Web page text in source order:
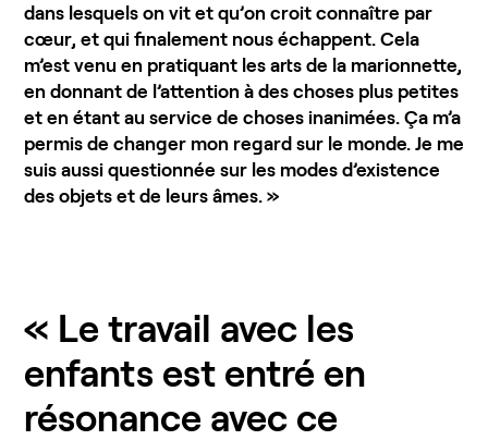
dans lesquels on vit et qu’on croit connaître par
cœur, et qui finalement nous échappent. Cela
m’est venu en pratiquant les arts de la marionnette,
en donnant de l’attention à des choses plus petites
et en étant au service de choses inanimées. Ça m’a
permis de changer mon regard sur le monde. Je me
suis aussi questionnée sur les modes d’existence
des objets et de leurs âmes. »
« Le travail avec les
enfants est entré en
résonance avec ce